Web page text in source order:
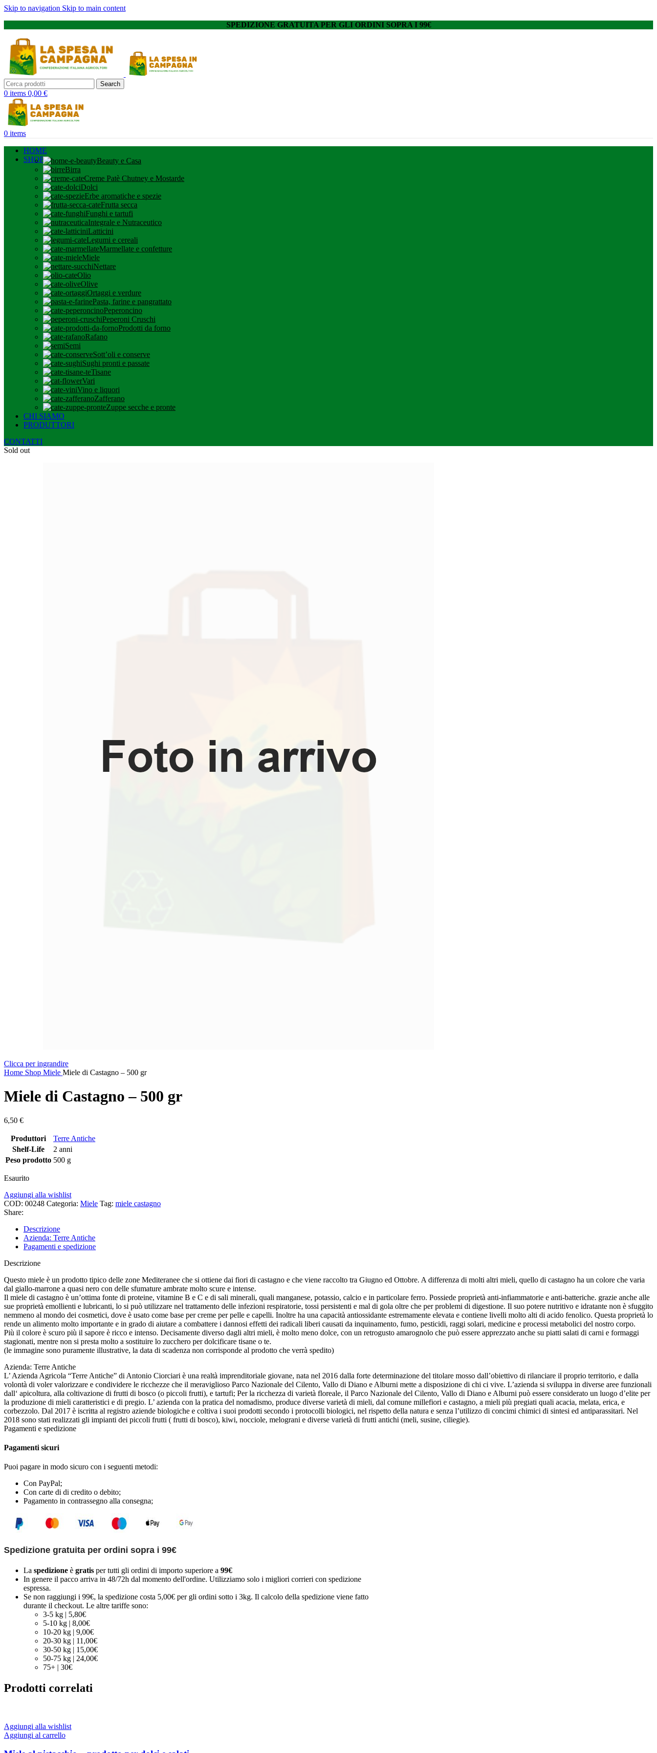
Skip to navigation Skip to main content
SPEDIZIONE GRATUITA PER GLI ORDINI SOPRA I 99€
Search
0 items 0,00 €
0 items
HOME
SHOP
Beauty e Casa
Birra
Creme Patè Chutney e Mostarde
Dolci
Erbe aromatiche e spezie
Frutta secca
Funghi e tartufi
Integrale e Nutraceutico
Latticini
Legumi e cereali
Marmellate e confetture
Miele
Nettare
Olio
Olive
Ortaggi e verdure
Pasta, farine e pangrattato
Peperoncino
Peperoni Cruschi
Prodotti da forno
Rafano
Semi
Sott’oli e conserve
Sughi pronti e passate
Tisane
Vari
Vino e liquori
Zafferano
Zuppe secche e pronte
CHI SIAMO
PRODUTTORI
CONTATTI
Sold out
Clicca per ingrandire
Home Shop Miele Miele di Castagno – 500 gr
Miele di Castagno – 500 gr
6,50 €
Produttori
Terre Antiche
Shelf-Life
2 anni
Peso prodotto 500 g
Esaurito
Aggiungi alla wishlist
COD: 00248 Categoria: Miele Tag: miele castagno
Share:
Descrizione
Azienda: Terre Antiche
Pagamenti e spedizione
Descrizione
Questo miele è un prodotto tipico delle zone Mediteranee che si ottiene dai fiori di castagno e che viene raccolto tra Giugno ed Ottobre. A differenza di molti altri mieli, quello di castagno ha un colore che varia
dal giallo-marrone a quasi nero con delle sfumature ambrate molto scure e intense.
Il miele di castagno è un’ottima fonte di proteine, vitamine B e C e di sali minerali, quali manganese, potassio, calcio e in particolare ferro. Possiede proprietà anti-infiammatorie e anti-batteriche. grazie anche alle
sue proprietà emollienti e lubricanti, lo si può utilizzare nel trattamento delle infezioni respiratorie, tossi persistenti e mal di gola oltre che per problemi di digestione. Il suo potere nutritivo e idratante non è sfuggito
nemmeno al mondo dei cosmetici, dove è usato come base per creme per pelle e capelli. Inoltre ha una capacità antiossidante estremamente elevata e contiene livelli molto alti di acido fenolico. Questa proprietà lo
rende un alimento molto importante e in grado di aiutare a combattere i dannosi effetti dei radicali liberi causati da inquinamento, fumo, pesticidi, raggi solari, medicine e processi metabolici del nostro corpo.
Più il colore è scuro più il sapore è ricco e intenso. Decisamente diverso dagli altri mieli, è molto meno dolce, con un retrogusto amarognolo che può essere apprezzato anche su piatti salati di carni e formaggi
stagionati, mentre non si presta molto a sostituire lo zucchero per dolcificare tisane o te.
(le immagine sono puramente illustrative, la data di scadenza non corrisponde al prodotto che verrà spedito)
Azienda: Terre Antiche
L’ Azienda Agricola “Terre Antiche” di Antonio Ciorciari è una realtà imprenditoriale giovane, nata nel 2016 dalla forte determinazione del titolare mosso dall’obiettivo di rilanciare il proprio territorio, e dalla
volontà di voler valorizzare e condividere le ricchezze che il meraviglioso Parco Nazionale del Cilento, Vallo di Diano e Alburni mette a disposizione di chi ci vive. L’azienda si sviluppa in diverse aree funzionali
dall‘ apicoltura, alla coltivazione di frutti di bosco (o piccoli frutti), e tartufi; Per la ricchezza di varietà floreale, il Parco Nazionale del Cilento, Vallo di Diano e Alburni può essere considerato un luogo d’elite per
la produzione di mieli caratteristici e di pregio. L’ azienda con la pratica del nomadismo, produce diverse varietà di mieli, dal comune millefiori e castagno, a mieli più pregiati quali acacia, melata, erica, e
corbezzolo. Dal 2017 è iscritta al registro aziende biologiche e coltiva i suoi prodotti secondo i protocolli biologici, nel rispetto della natura e senza l’utilizzo di concimi chimici di sintesi ed antiparassitari. Nel
2018 sono stati realizzati gli impianti dei piccoli frutti ( frutti di bosco), kiwi, nocciole, melograni e diverse varietà di frutti antichi (meli, susine, ciliegie).
Pagamenti e spedizione
Pagamenti sicuri
Puoi pagare in modo sicuro con i seguenti metodi:
Con PayPal;
Con carte di di credito o debito;
Pagamento in contrassegno alla consegna;
Spedizione gratuita per ordini sopra i 99€
La spedizione è gratis per tutti gli ordini di importo superiore a 99€
In genere il pacco arriva in 48/72h dal momento dell'ordine. Utilizziamo solo i migliori corrieri con spedizione
espressa.
Se non raggiungi i 99€, la spedizione costa 5,00€ per gli ordini sotto i 3kg. Il calcolo della spedizione viene fatto
durante il checkout. Le altre tariffe sono:
3-5 kg | 5,80€
5-10 kg | 8,00€
10-20 kg | 9,00€
20-30 kg | 11,00€
30-50 kg | 15,00€
50-75 kg | 24,00€
75+ | 30€
Prodotti correlati
Aggiungi alla wishlist
Aggiungi al carrello